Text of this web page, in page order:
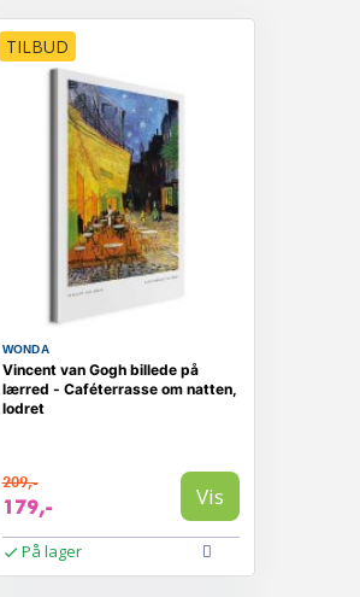
TILBUD
WONDA
Vincent van Gogh billede på
lærred - Caféterrasse om natten,
lodret
209,-
179,- Vis
På lager